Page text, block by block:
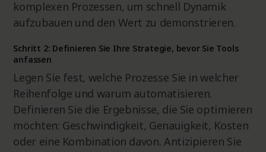
komplexen Prozessen, um schnell Dynamik
aufzubauen und den Wert zu demonstrieren.
Schritt 2: Definieren Sie Ihre Strategie, bevor Sie Tools
anfassen
Legen Sie fest, welche Prozesse Sie in welcher
Reihenfolge und warum automatisieren.
Definieren Sie die Ergebnisse, die Sie optimieren
möchten: Geschwindigkeit, Genauigkeit, Kosten
oder eine Kombination davon. Antizipieren Sie